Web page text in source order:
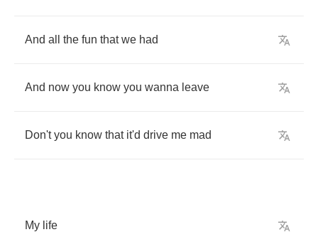
And all the fun that we had
And now you know you wanna leave
Don't you know that it'd drive me mad
My life